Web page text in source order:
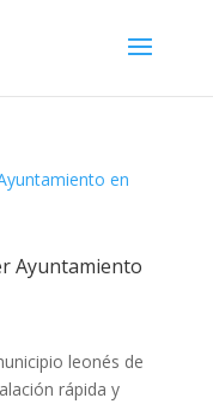
Ayuntamiento
leonés de
rápida y